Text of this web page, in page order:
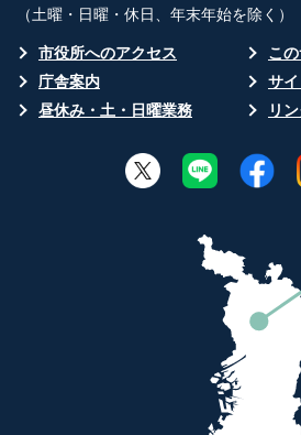
（土曜・日曜・休日、年末年始を除く）
市役所へのアクセス
こ
庁舎案内
サ
昼休み・土・日曜業務
リ